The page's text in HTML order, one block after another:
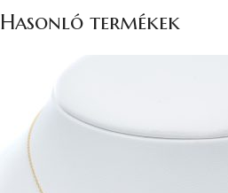
Hasonló termékek